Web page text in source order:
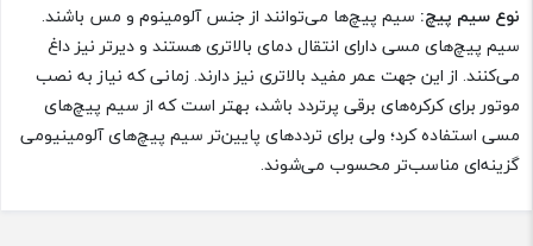
نوع سیم پیچ: سیم پیچ‌ها می‌توانند از جنس آلومینوم و مس باشند.
سیم پیچ‌های مسی دارای انتقال دمای بالاتری هستند و دیرتر نیز داغ
می‌کنند. از این جهت عمر مفید بالاتری نیز دارند. زمانی که نیاز به نصب
موتور برای کرکره‌های برقی پرتردد باشد، بهتر است که از سیم پیچ‌های
مسی استفاده کرد؛ ولی برای ترددهای پایین‌تر سیم پیچ‌های آلومینیومی
گزینه‌ای مناسب‌تر محسوب می‌شوند.